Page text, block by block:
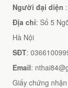
Người đại diện
Địa chỉ: Số 5
Hà Nội
SĐT:
Email:
Giấy chứng